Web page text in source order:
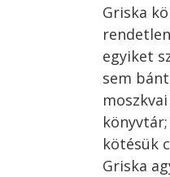
Griska
egyiket
sem
kötésük
Griska